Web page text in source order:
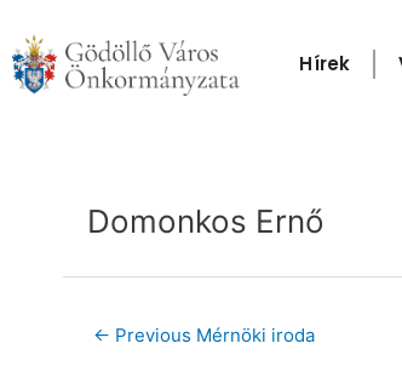
content
Hírek
Domonkos Ernő
← Previous Mérnöki iroda